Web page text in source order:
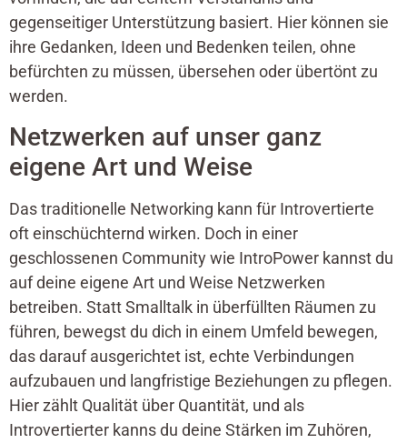
gegenseitiger Unterstützung basiert. Hier können sie
ihre Gedanken, Ideen und Bedenken teilen, ohne
befürchten zu müssen, übersehen oder übertönt zu
werden.
Netzwerken auf unser ganz
eigene Art und Weise
Das traditionelle Networking kann für Introvertierte
oft einschüchternd wirken. Doch in einer
geschlossenen Community wie IntroPower kannst du
auf deine eigene Art und Weise Netzwerken
betreiben. Statt Smalltalk in überfüllten Räumen zu
führen, bewegst du dich in einem Umfeld bewegen,
das darauf ausgerichtet ist, echte Verbindungen
aufzubauen und langfristige Beziehungen zu pflegen.
Hier zählt Qualität über Quantität, und als
Introvertierter kanns du deine Stärken im Zuhören,